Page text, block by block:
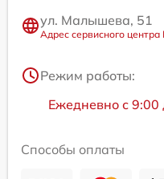
ул. Малышева, 51
Адрес сервисного центра
Режим работы:
Ежедневно с 9:00
Способы оплаты